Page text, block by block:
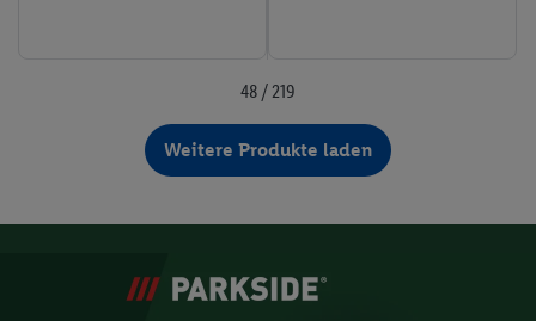
48 / 219
Weitere Produkte laden